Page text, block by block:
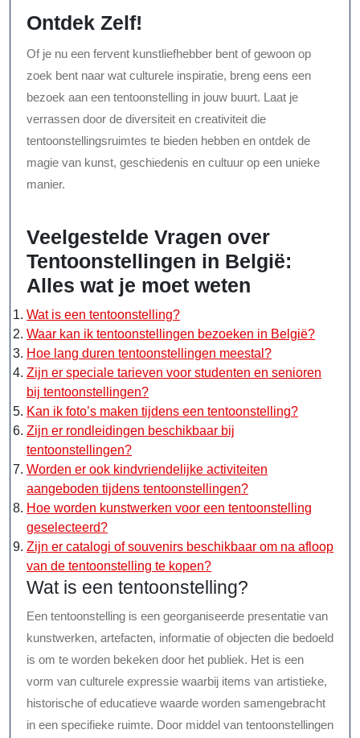
Ontdek Zelf!
Of je nu een fervent kunstliefhebber bent of gewoon op
zoek bent naar wat culturele inspiratie, breng eens een
bezoek aan een tentoonstelling in jouw buurt. Laat je
verrassen door de diversiteit en creativiteit die
tentoonstellingsruimtes te bieden hebben en ontdek de
magie van kunst, geschiedenis en cultuur op een unieke
manier.
Veelgestelde Vragen over
Tentoonstellingen in België:
Alles wat je moet weten
Wat is een tentoonstelling?
Waar kan ik tentoonstellingen bezoeken in België?
Hoe lang duren tentoonstellingen meestal?
Zijn er speciale tarieven voor studenten en senioren
bij tentoonstellingen?
Kan ik foto’s maken tijdens een tentoonstelling?
Zijn er rondleidingen beschikbaar bij
tentoonstellingen?
Worden er ook kindvriendelijke activiteiten
aangeboden tijdens tentoonstellingen?
Hoe worden kunstwerken voor een tentoonstelling
geselecteerd?
Zijn er catalogi of souvenirs beschikbaar om na afloop
van de tentoonstelling te kopen?
Wat is een tentoonstelling?
Een tentoonstelling is een georganiseerde presentatie van
kunstwerken, artefacten, informatie of objecten die bedoeld
is om te worden bekeken door het publiek. Het is een
vorm van culturele expressie waarbij items van artistieke,
historische of educatieve waarde worden samengebracht
in een specifieke ruimte. Door middel van tentoonstellingen